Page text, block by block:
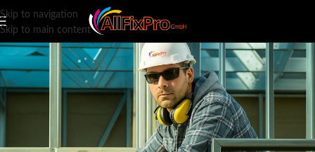
Skip to navigation
Skip to main content